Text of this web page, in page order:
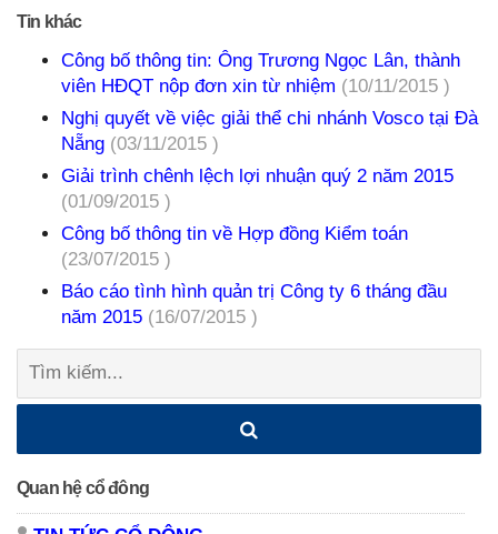
Tin khác
Công bố thông tin: Ông Trương Ngọc Lân, thành
viên HĐQT nộp đơn xin từ nhiệm (10/11/2015 )
Nghị quyết về việc giải thể chi nhánh Vosco tại Đà
Nẵng (03/11/2015 )
Giải trình chênh lệch lợi nhuận quý 2 năm 2015
(01/09/2015 )
Công bố thông tin về Hợp đồng Kiểm toán
(23/07/2015 )
Báo cáo tình hình quản trị Công ty 6 tháng đầu
năm 2015 (16/07/2015 )
Tìm
Quan hệ cổ đông